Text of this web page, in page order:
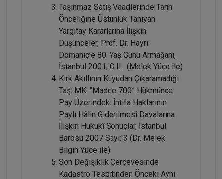
Kongresi - VII. Oturum
360 TL Sepete Ekle
Tüketici Hukuku Enstitüsü
Taşınmaz Satış Vaadlerinde Tarih
Önceliğine Üstünlük Tanıyan
Yargıtay Kararlarına İlişkin
Düşünceler, Prof. Dr. Hayri
Domaniç’e 80. Yaş Günü Armağanı,
İstanbul 2001, C II. (Melek Yüce ile)
Kırk Akıllının Kuyudan Çıkaramadığı
Taş: MK. “Madde 700” Hükmünce
Pay Üzerindeki İntifa Haklarının
Paylı Hâlin Giderilmesi Davalarına
İlişkin Hukukî Sonuçlar, İstanbul
Barosu 2007 Sayı: 3 (Dr. Melek
Bilgin Yüce ile)
Son Değişiklik Çerçevesinde
Kadastro Tespitinden Önceki Ayni